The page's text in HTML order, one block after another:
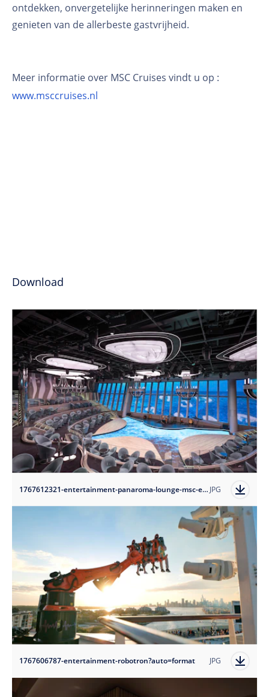
ontdekken, onvergetelijke herinneringen maken en
genieten van de allerbeste gastvrijheid.
Meer informatie over MSC Cruises vindt u op :
www.msccruises.nl
Download
1767612321-entertainment-panaroma-lounge-msc-europa?auto=format JPG
1767606787-entertainment-robotron?auto=format JPG